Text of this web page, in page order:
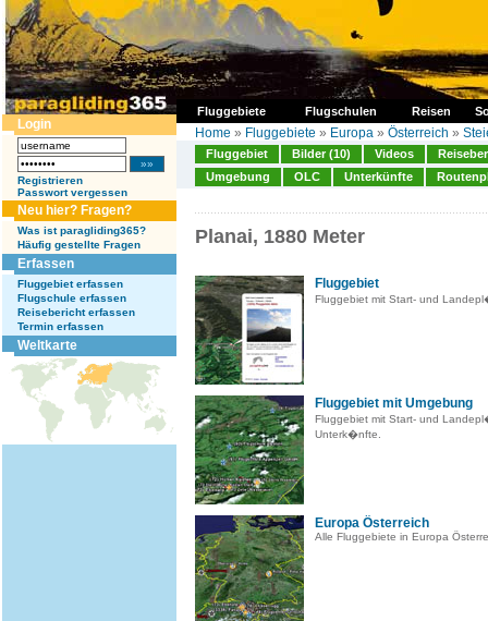
Fluggebiete Flugschulen Reisen
Login
Registrieren
Passwort vergessen
Neu hier? Fragen?
Was ist paragliding365?
Häufig gestellte Fragen
Erfassen
Fluggebiet erfassen
Flugschule erfassen
Reisebericht erfassen
Termin erfassen
Weltkarte
Home » Fluggebiete » Europa » Österreich »
Fluggebiet Bilder (10) Videos
Umgebung
OLC Unterkünfte
Planai, 1880 Meter
Fluggebiet
Fluggebiet mit Start- und
Fluggebiet mit Umgebung
Fluggebiet mit Start- und
Unterk�nfte.
Europa Österreich
Alle Fluggebiete in Europa